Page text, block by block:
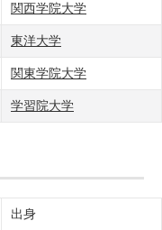
関西学院大学
東洋大学
関東学院大学
学習院大学
出身